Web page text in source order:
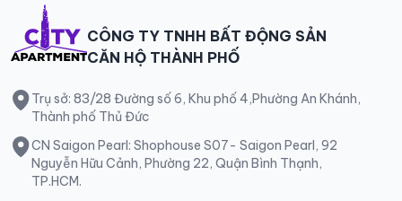
CÔNG TY TNHH BẤT ĐỘNG SẢN
CĂN HỘ THÀNH PHỐ
Trụ sở: 83/28 Đường số 6, Khu phố 4,Phường An Khánh,
Thành phố Thủ Đức
CN Saigon Pearl: Shophouse S07- Saigon Pearl, 92
Nguyễn Hữu Cảnh, Phường 22, Quận Bình Thạnh,
TP.HCM.